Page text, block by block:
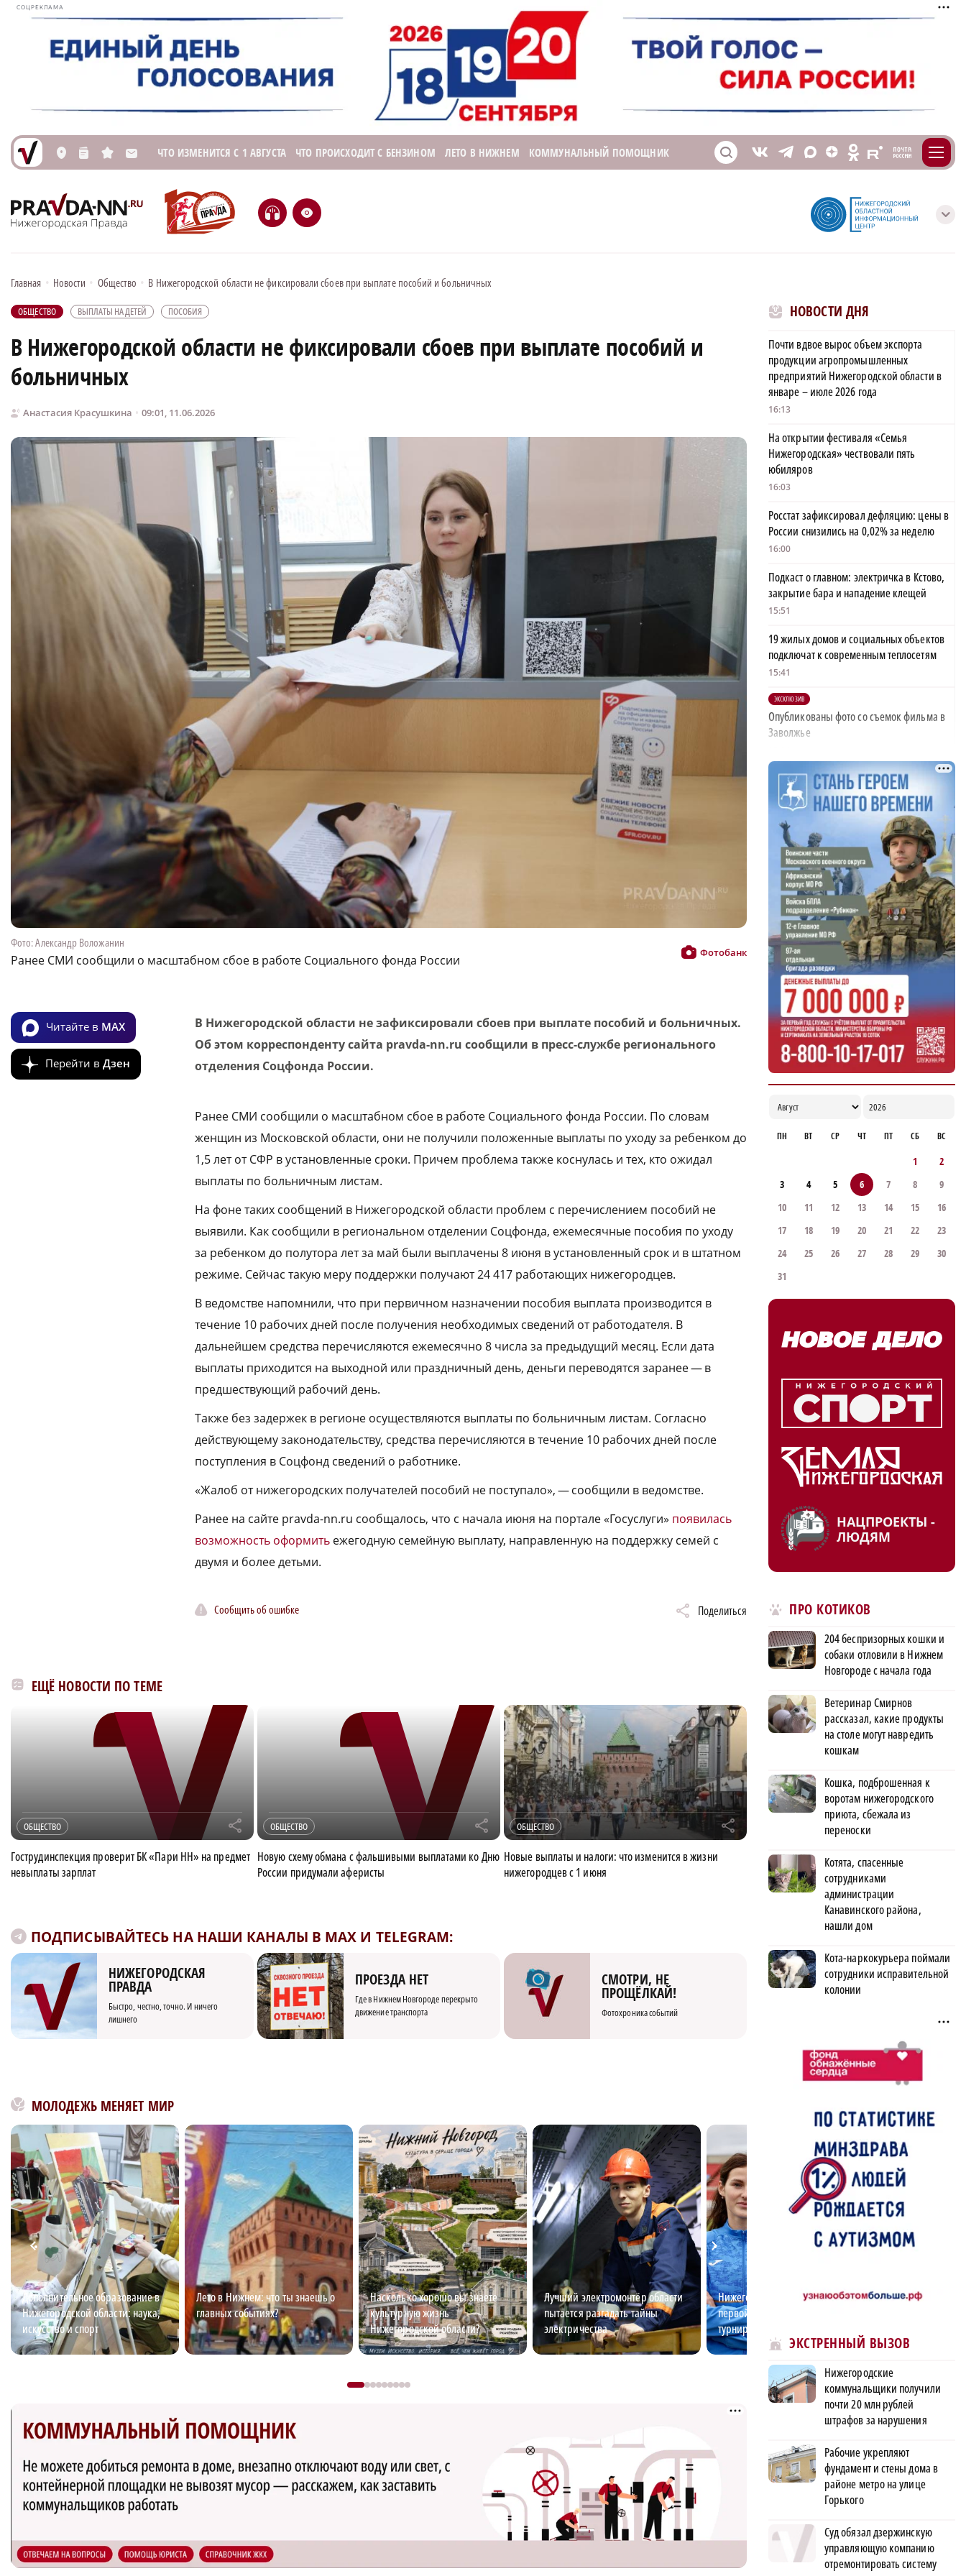
СОЦРЕКЛАМА
L n s M ЧТО ИЗМЕНИТСЯ С 1 АВГУСТА ЧТО ПРОИСХОДИТ С БЕНЗИНОМ ЛЕТО В НИЖНЕМ КОММУНАЛЬНЫЙ ПОМОЩНИК S V T X Z O E m
H e с
Главная • Новости • Общество • В Нижегородской области не фиксировали сбоев при выплате пособий и больничных
ОБЩЕСТВО ВЫПЛАТЫ НА ДЕТЕЙ ПОСОБИЯ
В Нижегородской области не фиксировали сбоев при выплате пособий и
больничных
Анастасия Красушкина 09:01, 11.06.2026
Фото: Александр Воложанин
Ранее СМИ сообщили о масштабном сбое в работе Социального фонда России Фотобанк
Читайте в MAX
Перейти в Дзен
В Нижегородской области не зафиксировали сбоев при выплате пособий и больничных.
Об этом корреспонденту сайта pravda-nn.ru сообщили в пресс-службе регионального
отделения Соцфонда России.
Ранее СМИ сообщили о масштабном сбое в работе Социального фонда России. По словам
женщин из Московской области, они не получили положенные выплаты по уходу за ребенком до
1,5 лет от СФР в установленные сроки. Причем проблема также коснулась и тех, кто ожидал
выплаты по больничным листам.
На фоне таких сообщений в Нижегородской области проблем с перечислением пособий не
выявили. Как сообщили в региональном отделении Соцфонда, ежемесячные пособия по уходу
за ребенком до полутора лет за май были выплачены 8 июня в установленный срок и в штатном
режиме. Сейчас такую меру поддержки получают 24 417 работающих нижегородцев.
В ведомстве напомнили, что при первичном назначении пособия выплата производится в
течение 10 рабочих дней после получения необходимых сведений от работодателя. В
дальнейшем средства перечисляются ежемесячно 8 числа за предыдущий месяц. Если дата
выплаты приходится на выходной или праздничный день, деньги переводятся заранее — в
предшествующий рабочий день.
Также без задержек в регионе осуществляются выплаты по больничным листам. Согласно
действующему законодательству, средства перечисляются в течение 10 рабочих дней после
поступления в Соцфонд сведений о работнике.
«Жалоб от нижегородских получателей пособий не поступало», — сообщили в ведомстве.
Ранее на сайте pravda-nn.ru сообщалось, что с начала июня на портале «Госуслуги» появилась
возможность оформить ежегодную семейную выплату, направленную на поддержку семей с
двумя и более детьми.
Сообщить об ошибке Поделиться
ЕЩЁ НОВОСТИ ПО ТЕМЕ
ОБЩЕСТВО r
Гострудинспекция проверит БК «Пари НН» на предмет
невыплаты зарплат
ОБЩЕСТВО r
Новую схему обмана с фальшивыми выплатами ко Дню
России придумали аферисты
ОБЩЕСТВО r
Новые выплаты и налоги: что изменится в жизни
нижегородцев с 1 июня
ПОДПИСЫВАЙТЕСЬ НА НАШИ КАНАЛЫ В MAX И TELEGRAM:
НИЖЕГОРОДСКАЯ
ПРАВДА
Быстро, честно, точно. И ничего
лишнего
ПРОЕЗДА НЕТ
Где в Нижнем Новгороде перекрыто
движение транспорта
СМОТРИ, НЕ
ПРОЩЁЛКАЙ!
Фотохроника событий
МОЛОДЕЖЬ МЕНЯЕТ МИР
Дополнительное образование в
Нижегородской области: наука,
искусство и спорт
Лето в Нижнем: что ты знаешь о
главных событиях?
Насколько хорошо вы знаете
культурную жизнь
Нижегородской области?
Лучший электромонтёр области
пытается разгадать тайны
электричества
Нижегородская бегунья стала
первой на международном
турнире
Популярные
НОВОСТИ ДНЯ
Почти вдвое вырос объем экспорта
продукции агропромышленных
предприятий Нижегородской области в
январе – июле 2026 года
16:13
На открытии фестиваля «Семья
Нижегородская» чествовали пять
юбиляров
16:03
Росстат зафиксировал дефляцию: цены в
России снизились на 0,02% за неделю
16:00
Подкаст о главном: электричка в Кстово,
закрытие бара и нападение клещей
15:51
19 жилых домов и социальных объектов
подключат к современным теплосетям
15:41
ЭКСКЛЮЗИВ
Опубликованы фото со съемок фильма в
Заволжье
Нижегородская область получила двух
партнеров в Киргизии
15:21
Проект капремонта
противорадиационных укрытий
разработают в Сарове
15:14
Штраф 100 тысяч рублей заплатит
нижегородка за аферу с грантом на тату-
салон
15:13
Т2 ломает четвертую стену в новой
рекламной кампании
15:02
ПН ВТ СР ЧТ ПТ СБ ВС
1
2
3
4 5 6 7 8
9
10
11 12 13 14 15
16
17
18 19 20 21 22
23
24
25 26 27 28 29
30
31
НАЦПРОЕКТЫ -
ЛЮДЯМ
ПРО КОТИКОВ
204 беспризорных кошки и
собаки отловили в Нижнем
Новгороде с начала года
Ветеринар Смирнов
рассказал, какие продукты
на столе могут навредить
кошкам
Кошка, подброшенная к
воротам нижегородского
приюта, сбежала из
переноски
Котята, спасенные
сотрудниками
администрации
Канавинского района,
нашли дом
Кота-наркокурьера поймали
сотрудники исправительной
колонии
ЭКСТРЕННЫЙ ВЫЗОВ
Нижегородские
коммунальщики получили
почти 20 млн рублей
штрафов за нарушения
Рабочие укрепляют
фундамент и стены дома в
районе метро на улице
Горького
Суд обязал дзержинскую
управляющую компанию
отремонтировать систему